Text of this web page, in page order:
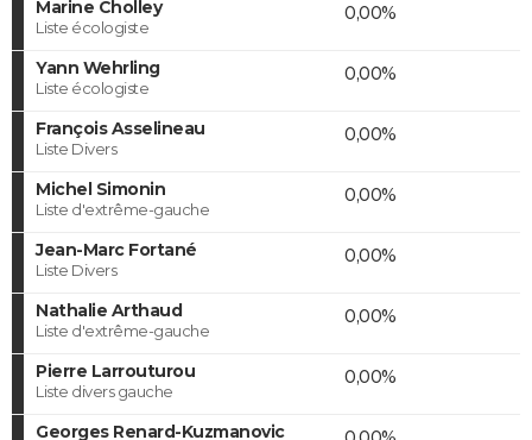
Marine Cholley
Liste écologiste
0,00%
Yann Wehrling
Liste écologiste
0,00%
François Asselineau
Liste Divers
0,00%
Michel Simonin
Liste d'extrême-gauche
0,00%
Jean-Marc Fortané
Liste Divers
0,00%
Nathalie Arthaud
Liste d'extrême-gauche
0,00%
Pierre Larrouturou
Liste divers gauche
0,00%
Georges Renard-Kuzmanovic